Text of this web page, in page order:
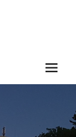
Menu